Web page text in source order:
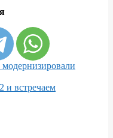
модернизировали
и встречаем